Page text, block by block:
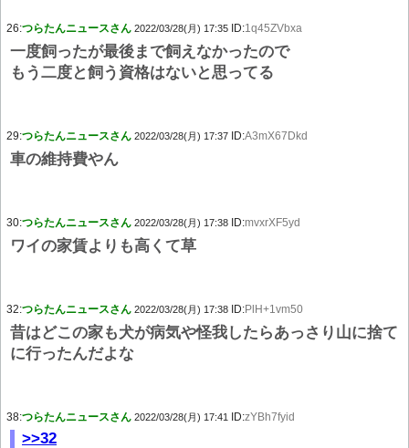
26:つらたんニュースさん 2022/03/28(月) 17:35 ID:1q45ZVbxa
一度飼ったが最後まで飼えなかったので
もう二度と飼う資格はないと思ってる
29:つらたんニュースさん 2022/03/28(月) 17:37 ID:A3mX67Dkd
車の維持費やん
30:つらたんニュースさん 2022/03/28(月) 17:38 ID:mvxrXF5yd
ワイの家賃よりも高くて草
32:つらたんニュースさん 2022/03/28(月) 17:38 ID:PlH+1vm50
昔はどこの家も犬が病気や怪我したらあっさり山に捨て
に行ったんだよな
38:つらたんニュースさん 2022/03/28(月) 17:41 ID:zYBh7fyid
>>32